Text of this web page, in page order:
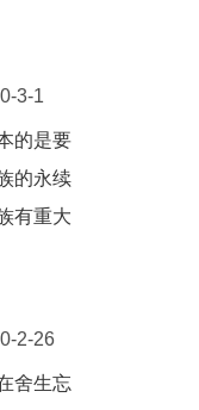
3-1
的是要
的永续
有重大
2-26
舍生忘